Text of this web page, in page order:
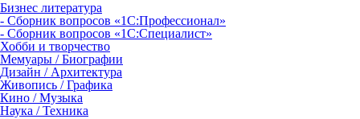
Бизнес литература
- Сборник вопросов «1С:Профессионал»
- Сборник вопросов «1С:Специалист»
Хобби и творчество
Мемуары / Биографии
Дизайн / Архитектура
Живопись / Графика
Кино / Музыка
Наука / Техника